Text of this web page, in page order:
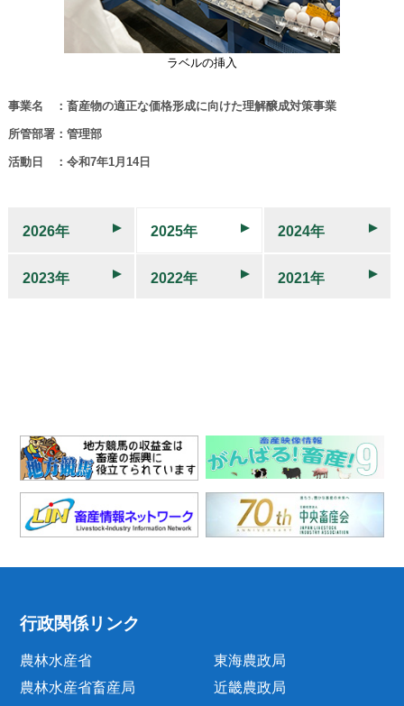
ラベルの挿入
事業名 ：畜産物の適正な価格形成に向けた理解醸成対策事業
所管部署：管理部
活動日 ：令和7年1月14日
2026年 2025年 2024年
2023年 2022年 2021年
行政関係リンク
農林水産省
農林水産省畜産局
東海農政局
近畿農政局